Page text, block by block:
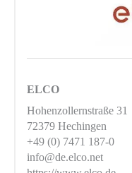
ELCO
Hohenzollernstraße 31
72379 Hechingen
+49 (0) 7471 187-0
info@de.elco.net